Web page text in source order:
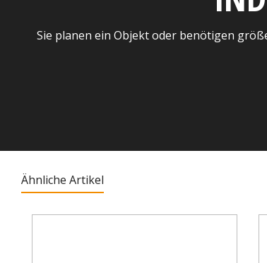
Sie planen ein Objekt oder benötigen
Ähnliche Artikel